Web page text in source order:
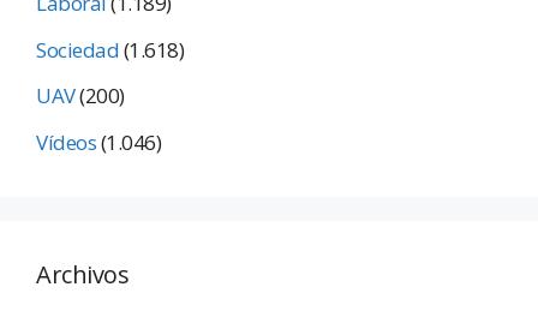
Sociedad(1.618)
UAV(200)
Vídeos(1.046)
Archivos